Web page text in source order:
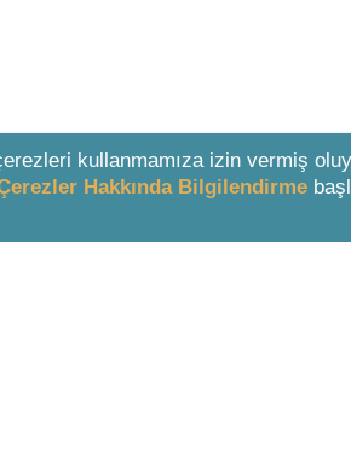
kullanmamıza izin vermiş
Hakkında Bilgilendirme